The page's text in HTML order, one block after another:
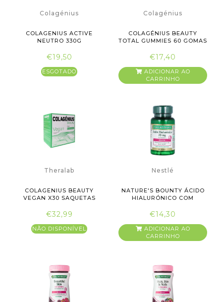
Colagénius
COLAGENIUS ACTIVE
NEUTRO 330G
€19,50
ESGOTADO
Colagénius
COLAGÉNIUS BEAUTY
TOTAL GUMMIES 60 GOMAS
€17,40
ADICIONAR AO
CARRINHO
Theralab
COLAGENIUS BEAUTY
VEGAN X30 SAQUETAS
€32,99
NÃO DISPONÍVEL
Nestlé
NATURE'S BOUNTY ÁCIDO
HIALURÓNICO COM
€14,30
ADICIONAR AO
CARRINHO